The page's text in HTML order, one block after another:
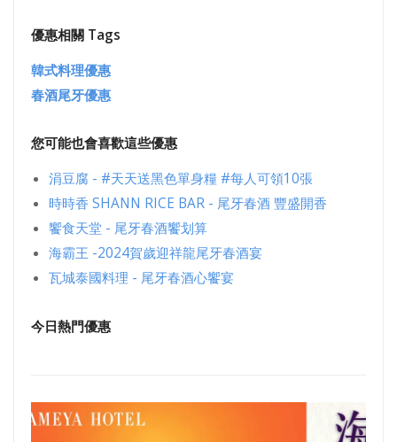
優惠相關 Tags
韓式料理優惠
春酒尾牙優惠
您可能也會喜歡這些優惠
涓豆腐 - #天天送黑色單身糧 #每人可領10張
時時香 SHANN RICE BAR - 尾牙春酒 豐盛開香
饗食天堂 - 尾牙春酒饗划算
海霸王 -2024賀歲迎祥龍尾牙春酒宴
瓦城泰國料理 - 尾牙春酒心饗宴
今日熱門優惠